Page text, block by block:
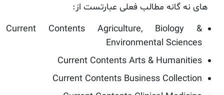
های نه گانه مطالب فعلی عبارتست از:
Current Contents Agriculture, Biology &
Environmental Sciences
Current Contents Arts & Humanities
Current Contents Business Collection